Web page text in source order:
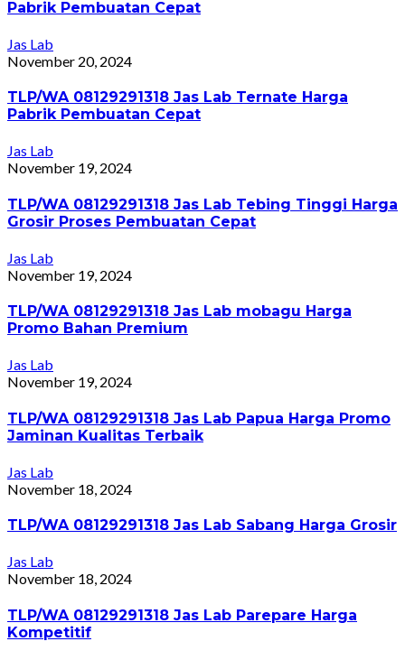
Pabrik Pembuatan Cepat
Jas Lab
November 20, 2024
TLP/WA 08129291318 Jas Lab Ternate Harga
Pabrik Pembuatan Cepat
Jas Lab
November 19, 2024
TLP/WA 08129291318 Jas Lab Tebing Tinggi Harga
Grosir Proses Pembuatan Cepat
Jas Lab
November 19, 2024
TLP/WA 08129291318 Jas Lab mobagu Harga
Promo Bahan Premium
Jas Lab
November 19, 2024
TLP/WA 08129291318 Jas Lab Papua Harga Promo
Jaminan Kualitas Terbaik
Jas Lab
November 18, 2024
TLP/WA 08129291318 Jas Lab Sabang Harga Grosir
Jas Lab
November 18, 2024
TLP/WA 08129291318 Jas Lab Parepare Harga
Kompetitif